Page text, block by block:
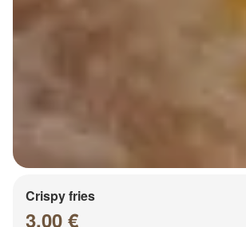
Crispy fries
3.00 €